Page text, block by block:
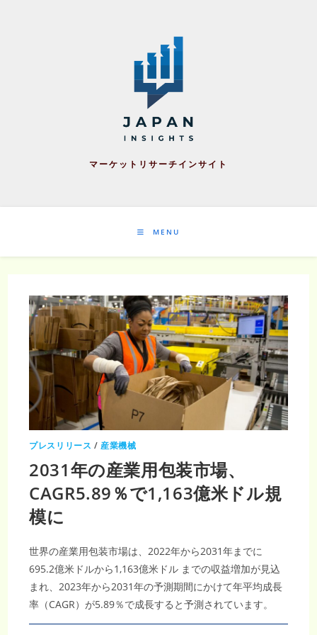
マーケットリサーチインサイト
MENU
プレスリリース /産業機械
2031年の産業用包装市場、
CAGR5.89％で1,163億米ドル規
模に
世界の産業用包装市場は、2022年から2031年までに
695.2億米ドルから1,163億米ドル までの収益増加が見込
まれ、2023年から2031年の予測期間にかけて年平均成長
率（CAGR）が5.89％で成長すると予測されています。